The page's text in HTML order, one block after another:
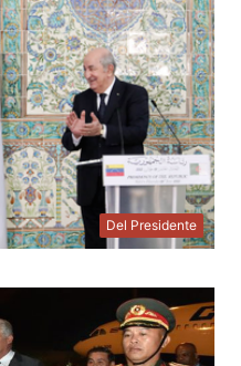
Del Presidente